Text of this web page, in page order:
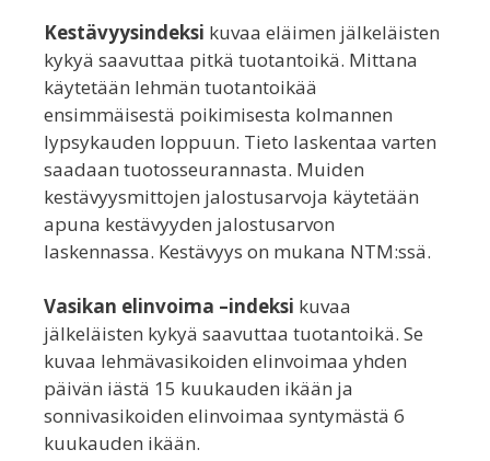
Kestävyysindeksi kuvaa eläimen jälkeläisten
kykyä saavuttaa pitkä tuotantoikä. Mittana
käytetään lehmän tuotantoikää
ensimmäisestä poikimisesta kolmannen
lypsykauden loppuun. Tieto laskentaa varten
saadaan tuotosseurannasta. Muiden
kestävyysmittojen jalostusarvoja käytetään
apuna kestävyyden jalostusarvon
laskennassa. Kestävyys on mukana NTM:ssä.
Vasikan elinvoima –indeksi kuvaa
jälkeläisten kykyä saavuttaa tuotantoikä. Se
kuvaa lehmävasikoiden elinvoimaa yhden
päivän iästä 15 kuukauden ikään ja
sonnivasikoiden elinvoimaa syntymästä 6
kuukauden ikään.